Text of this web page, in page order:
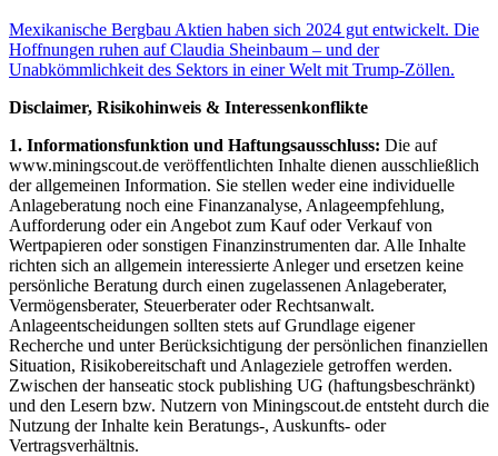
Mexikanische Bergbau Aktien haben sich 2024 gut entwickelt. Die
Hoffnungen ruhen auf Claudia Sheinbaum – und der
Unabkömmlichkeit des Sektors in einer Welt mit Trump-Zöllen.
Disclaimer, Risikohinweis & Interessenkonflikte
1. Informationsfunktion und Haftungsausschluss: Die auf
www.miningscout.de veröffentlichten Inhalte dienen ausschließlich
der allgemeinen Information. Sie stellen weder eine individuelle
Anlageberatung noch eine Finanzanalyse, Anlageempfehlung,
Aufforderung oder ein Angebot zum Kauf oder Verkauf von
Wertpapieren oder sonstigen Finanzinstrumenten dar. Alle Inhalte
richten sich an allgemein interessierte Anleger und ersetzen keine
persönliche Beratung durch einen zugelassenen Anlageberater,
Vermögensberater, Steuerberater oder Rechtsanwalt.
Anlageentscheidungen sollten stets auf Grundlage eigener
Recherche und unter Berücksichtigung der persönlichen finanziellen
Situation, Risikobereitschaft und Anlageziele getroffen werden.
Zwischen der hanseatic stock publishing UG (haftungsbeschränkt)
und den Lesern bzw. Nutzern von Miningscout.de entsteht durch die
Nutzung der Inhalte kein Beratungs-, Auskunfts- oder
Vertragsverhältnis.